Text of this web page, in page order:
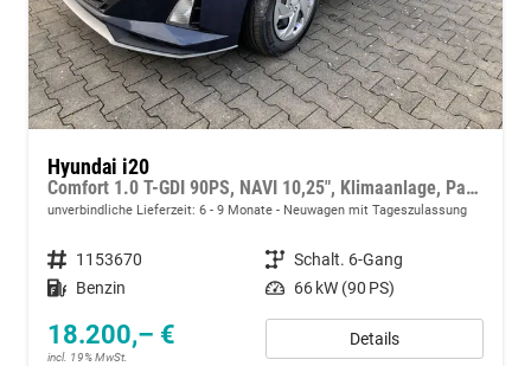
Hyundai i20
Comfort 1.0 T-GDI 90PS, NAVI 10,25", Klimaanlage, Parksensoren hinten, Rückfahrkamera, Tempomat, Lederlenkrad, Reserverad, Alarm, Armlehne, ZV mit Fernbedienung, Fernlichtassistent, 4x elektr. Fensterheber
unverbindliche Lieferzeit: 6 - 9 Monate Neuwagen mit Tageszulassung
Fahrzeugnummer 1153670 Getriebe Schalt. 6-Gang
Kraftstoff Benzin Leistung 66 kW (90 PS)
18.200,– €
incl. 19% MwSt.
Details